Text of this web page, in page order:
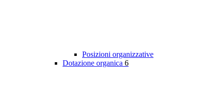
Posizioni organizzative
Dotazione organica 6